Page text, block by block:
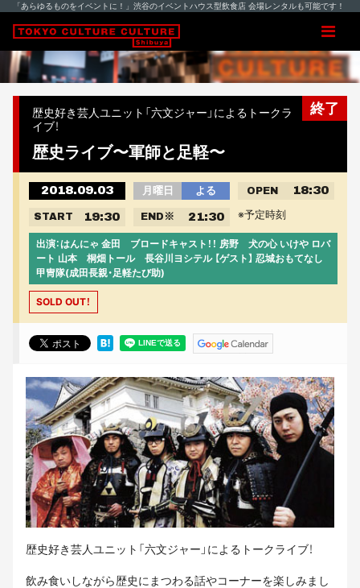
「あらゆるものをイベントに！」渋谷のイベントハウス型飲食店 会場レンタルも可能です！
終了
歴史好き芸人ユニット「六文ジャー」によるトークラ
イブ！
歴史ライブ〜軍師と足軽〜
2018.09.03 月曜日 よる OPEN 18:30
START 19:30 END ※ 21:30 ※予定時刻
出演：はんにゃ 金田 ブロードキャスト！！ 房野 犬の心 いけや ロバ
ート 山本 桐畑トール 長谷川ヨシテル 【ゲスト】 忍城おもてなし
甲冑隊(成田長親・足軽たび助)
SOLD OUT！
歴史好き芸人ユニット「六文ジャー」によるトークライブ！
飲み食いしながら歴史にまつわる話やコーナーを楽しみまし